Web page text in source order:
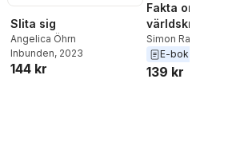
Slita sig
Angelica Öhrn
Inbunden, 2023
144 kr
Fakta om
världskriget
Simon Randel
E-bok
139 kr